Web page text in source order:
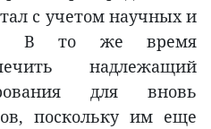
с учетом научных и
В то же время
надлежащий
для вновь
поскольку им еще